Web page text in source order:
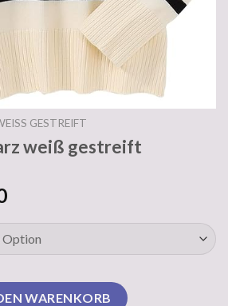
GESTREIFT
weiß gestreift
Menge
WARENKORB